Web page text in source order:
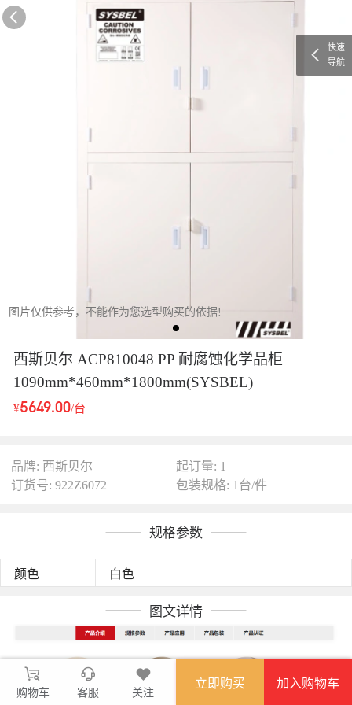
图片仅供参考，不能作为您选型购买的依据!
西斯贝尔 ACP810048 PP 耐腐蚀化学品柜
1090mm*460mm*1800mm(SYSBEL)
¥5649.00/台
品牌: 西斯贝尔
起订量: 1
订货号: 922Z6072
包装规格: 1台/件
规格参数
颜色 白色
图文详情
购物车 客服 关注
立即购买 加入购物车
快速
导航